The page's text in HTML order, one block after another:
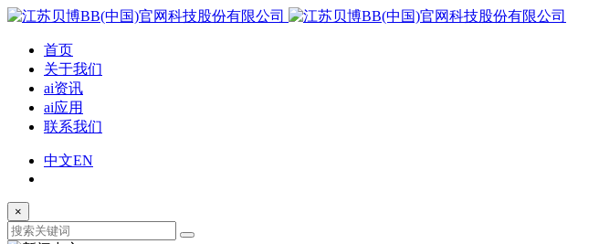
首页
关于我们
ai资讯
ai应用
联系我们
中文EN
×